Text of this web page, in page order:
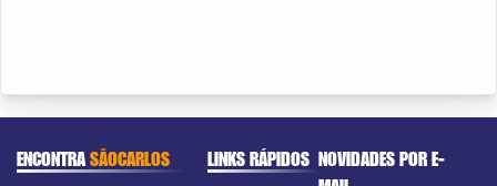
ENCONTRASÃOCARLOS LINKS RÁPIDOS NOVIDADES POR E-